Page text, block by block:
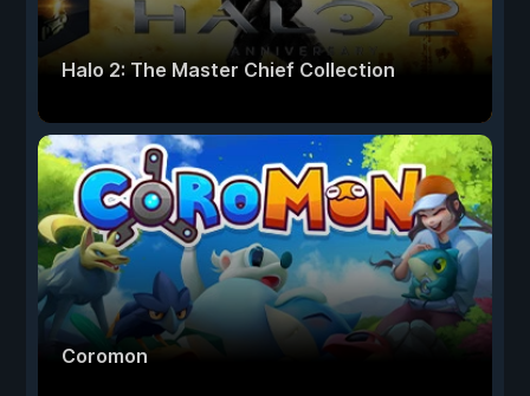
Halo 2: The Master Chief Collection
Coromon